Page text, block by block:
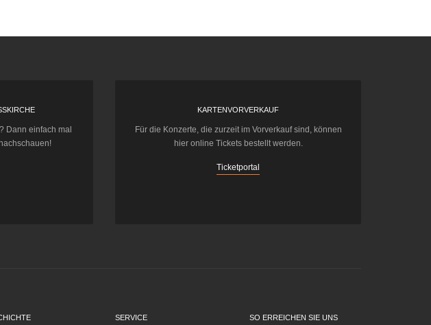
Dann einfach mal
KARTENVORVERKAUF
Für die Konzerte, die zurzeit im Vorverkauf sind, können
hier online Tickets bestellt werden.
Ticketportal
SERVICE SO ERREICHEN SIE UNS